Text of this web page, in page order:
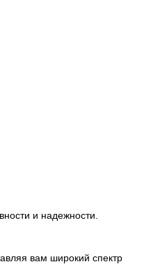
и надежности.
вам широкий спектр